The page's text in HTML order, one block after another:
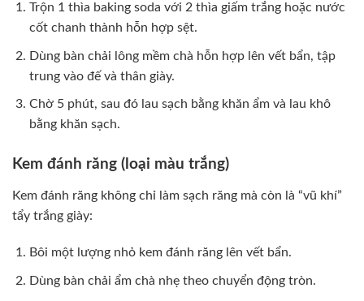
Trộn 1 thìa baking soda với 2 thìa giấm trắng hoặc nước
cốt chanh thành hỗn hợp sệt.
Dùng bàn chải lông mềm chà hỗn hợp lên vết bẩn, tập
trung vào đế và thân giày.
Chờ 5 phút, sau đó lau sạch bằng khăn ẩm và lau khô
bằng khăn sạch.
Kem đánh răng (loại màu trắng)
Kem đánh răng không chỉ làm sạch răng mà còn là “vũ khí”
tẩy trắng giày:
Bôi một lượng nhỏ kem đánh răng lên vết bẩn.
Dùng bàn chải ẩm chà nhẹ theo chuyển động tròn.